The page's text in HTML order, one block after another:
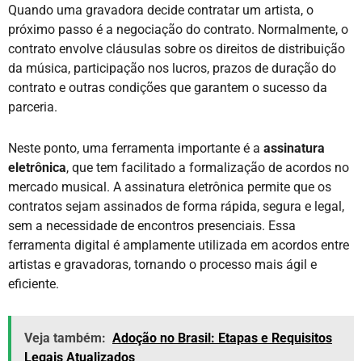
Quando uma gravadora decide contratar um artista, o
próximo passo é a negociação do contrato. Normalmente, o
contrato envolve cláusulas sobre os direitos de distribuição
da música, participação nos lucros, prazos de duração do
contrato e outras condições que garantem o sucesso da
parceria.
Neste ponto, uma ferramenta importante é a assinatura
eletrônica, que tem facilitado a formalização de acordos no
mercado musical. A assinatura eletrônica permite que os
contratos sejam assinados de forma rápida, segura e legal,
sem a necessidade de encontros presenciais. Essa
ferramenta digital é amplamente utilizada em acordos entre
artistas e gravadoras, tornando o processo mais ágil e
eficiente.
Veja também: Adoção no Brasil: Etapas e Requisitos
Legais Atualizados